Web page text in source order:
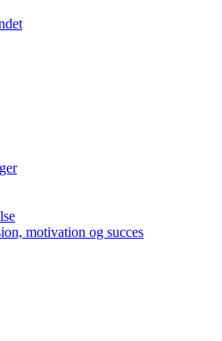
motivation og succes